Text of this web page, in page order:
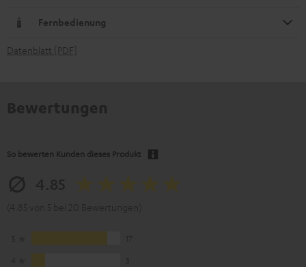
Fernbedienung
Datenblatt [PDF]
So bewerten Kunden dieses Produkt